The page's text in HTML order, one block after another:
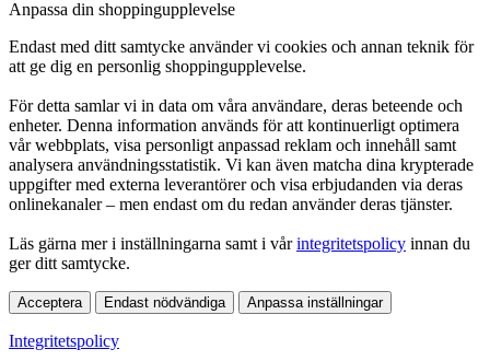
Anpassa din shoppingupplevelse
Endast med ditt samtycke använder vi cookies och annan teknik för
att ge dig en personlig shoppingupplevelse.
För detta samlar vi in data om våra användare, deras beteende och
enheter. Denna information används för att kontinuerligt optimera
vår webbplats, visa personligt anpassad reklam och innehåll samt
analysera användningsstatistik. Vi kan även matcha dina krypterade
uppgifter med externa leverantörer och visa erbjudanden via deras
onlinekanaler – men endast om du redan använder deras tjänster.
Läs gärna mer i inställningarna samt i vårintegritetspolicy innan du
ger ditt samtycke.
Acceptera Endast nödvändiga Anpassa inställningar
Integritetspolicy